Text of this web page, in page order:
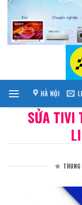
Skip
content
HÀ NỘI
SỬA TIVI